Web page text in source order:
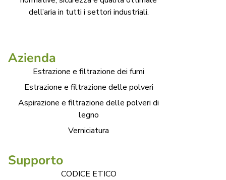
dell’aria in tutti i settori industriali.
Azienda
Estrazione e filtrazione dei fumi
Estrazione e filtrazione delle polveri
Aspirazione e filtrazione delle polveri di
legno
Verniciatura
Supporto
CODICE ETICO